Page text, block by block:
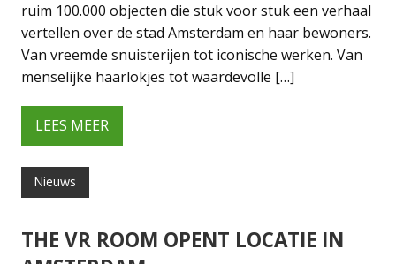
ruim 100.000 objecten die stuk voor stuk een verhaal
vertellen over de stad Amsterdam en haar bewoners.
Van vreemde snuisterijen tot iconische werken. Van
menselijke haarlokjes tot waardevolle […]
LEES MEER
Nieuws
THE VR ROOM OPENT LOCATIE IN